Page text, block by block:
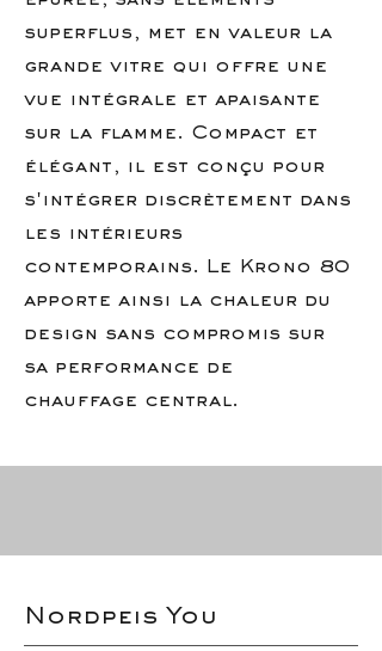
superflus, met en valeur la
grande vitre qui offre une
vue intégrale et apaisante
sur la flamme. Compact et
élégant, il est conçu pour
s'intégrer discrètement dans
les intérieurs
contemporains. Le Krono 80
apporte ainsi la chaleur du
design sans compromis sur
sa performance de
chauffage central.
Nordpeis You